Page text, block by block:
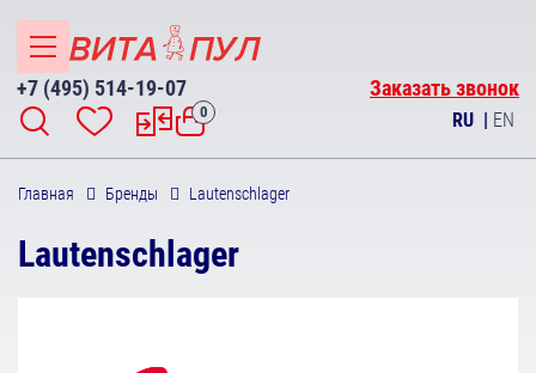
+7 (495) 514-19-07 Заказать звонок
0 RU | EN
Главная Бренды Lautenschlager
Lautenschlager